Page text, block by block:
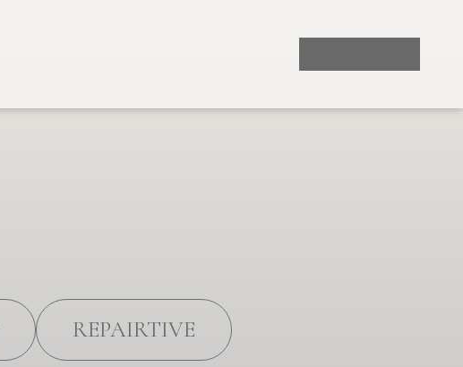
REPAIRTIVE